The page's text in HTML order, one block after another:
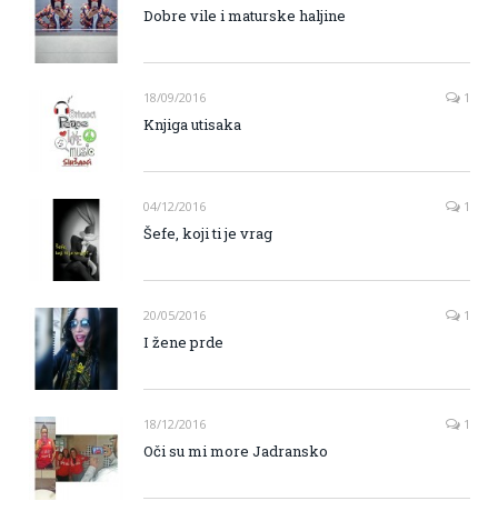
Dobre vile i maturske haljine
18/09/2016 1
Knjiga utisaka
04/12/2016 1
Šefe, koji ti je vrag
20/05/2016 1
I žene prde
18/12/2016 1
Oči su mi more Jadransko